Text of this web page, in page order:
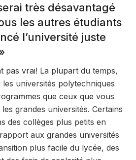
très désavantagé
les autres étudiants
l’université juste
pas vrai! La plupart du temps,
universités polytechniques
que ceux que vous
grandes universités. Certains
des collèges plus petits en
aux grandes universités
plus facile du lycée, des